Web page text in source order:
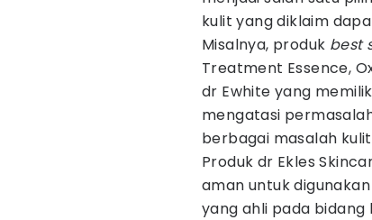
kulit yang diklaim
Misalnya, produk best
Treatment Essence,
dr Ewhite yang
mengatasi
berbagai masalah
Produk dr Ekles
aman untuk
yang ahli pada bidang